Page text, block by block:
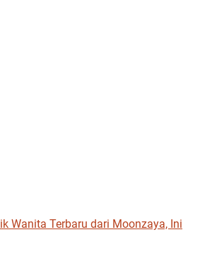
Wanita Terbaru dari Moonzaya, Ini